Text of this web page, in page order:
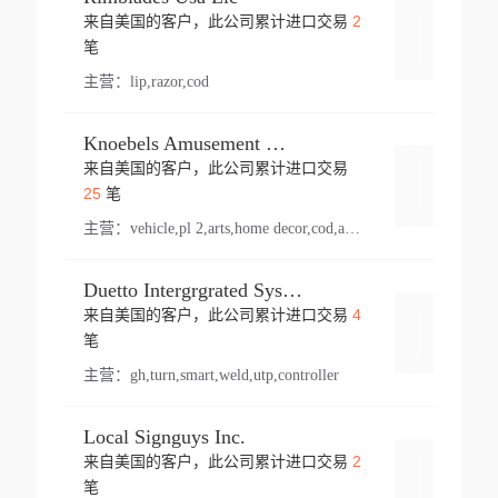
来自美国的客户，此公司累计进口交易 2
笔
主营： lip,razor,cod
Knoebels Amusement Resort
来自美国的客户，此公司累计进口交易
25笔
主营： vehicle,pl 2,arts,home decor,cod,amusement ride,sea
Duetto Intergrgrated Systems Inc.
来自美国的客户，此公司累计进口交易 4
笔
主营： gh,turn,smart,weld,utp,controller
Local Signguys Inc.
来自美国的客户，此公司累计进口交易 2
笔